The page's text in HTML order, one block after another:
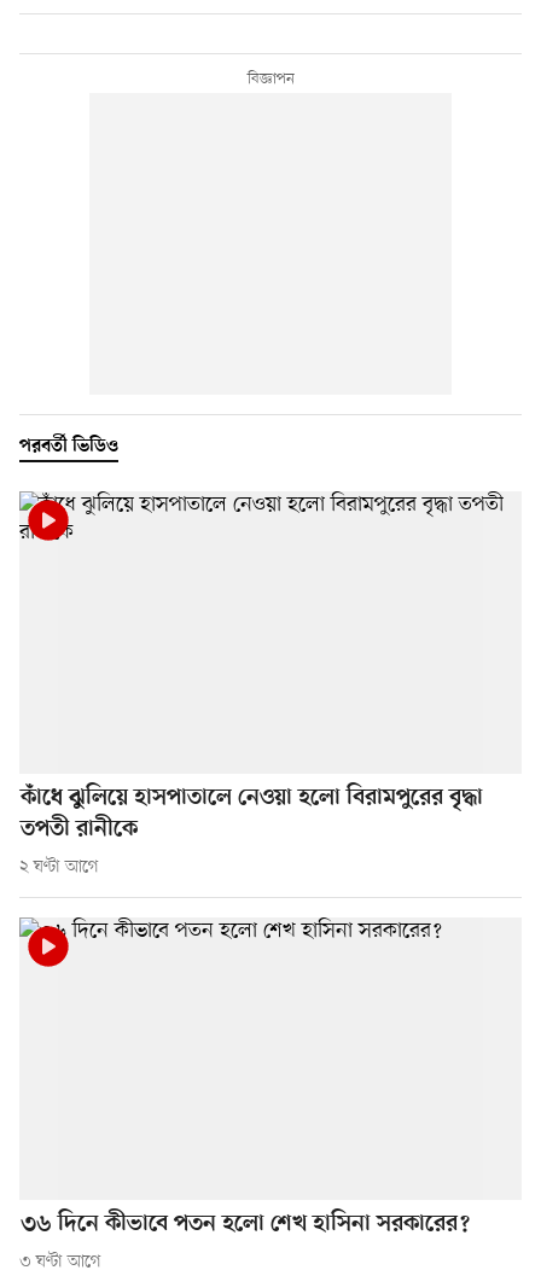
পরবর্তী ভিডিও
কাঁধে ঝুলিয়ে হাসপাতালে নেওয়া হলো বিরামপুরের বৃদ্ধা
তপতী রানীকে
২ ঘণ্টা আগে
৩৬ দিনে কীভাবে পতন হলো শেখ হাসিনা সরকারের?
৩ ঘণ্টা আগে